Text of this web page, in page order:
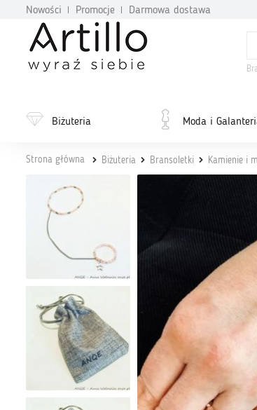
Nowości Promocje Darmowa dostawa
Biżuteria Moda i
Strona główna Biżuteria Bransoletki Kamienie i